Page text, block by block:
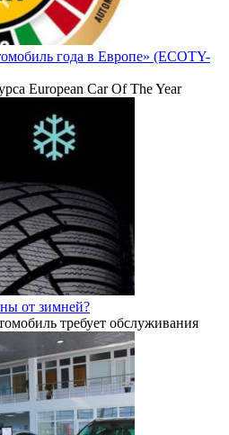
года в Европе» (ECOTY-
European Car Of The Year
от зимней?
требует обслуживания